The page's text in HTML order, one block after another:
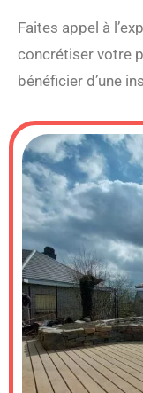
Faites appel à
concrétiser votre
bénéficier d’une